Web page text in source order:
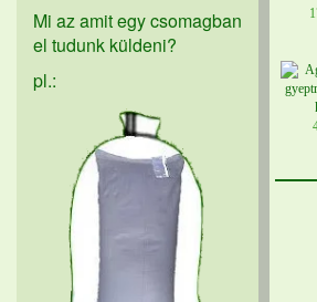
Mi az amit egy csomagban
el tudunk küldeni?
pl.: